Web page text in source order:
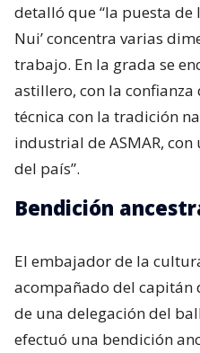
detalló que “la puesta de
Nui’ concentra varias
trabajo. En la grada se
astillero, con la
técnica con la tradición
industrial de ASMAR,
del país”.
Bendición
El embajador de la
acompañado del capitán
de una delegación del
efectuó una bendición